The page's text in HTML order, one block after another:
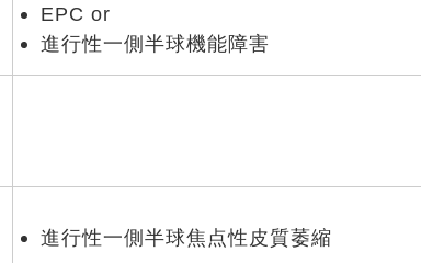
EPC or
進行性一側半球機能障害
進行性一側半球焦点性皮質萎縮